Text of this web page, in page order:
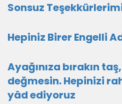
Sonsuz
Hepiniz Birer Engelli
Ayağınıza bırakın
değmesin. Hepinizi
yâd ediyoruz